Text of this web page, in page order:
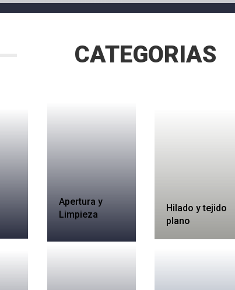
CATEGORIAS
Apertura y
Limpieza
Hilado y tejido
plano